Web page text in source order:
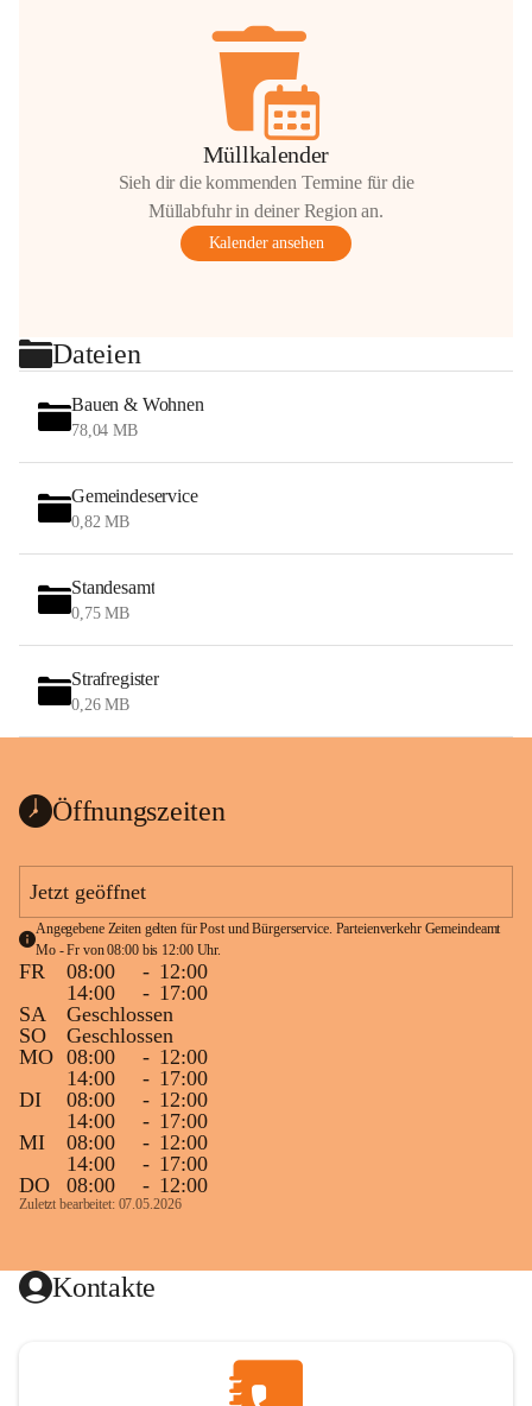
Müllkalender
Sieh dir die kommenden Termine für die
Müllabfuhr in deiner Region an.
Kalender ansehen
Dateien
Bauen & Wohnen
78,04 MB
Gemeindeservice
0,82 MB
Standesamt
0,75 MB
Strafregister
0,26 MB
Öffnungszeiten
Jetzt geöffnet
Angegebene Zeiten gelten für Post und Bürgerservice. Parteienverkehr Gemeindeamt
Mo - Fr von 08:00 bis 12:00 Uhr.
FR 08:00 - 12:00
14:00
- 17:00
SA
Geschlossen
SO
Geschlossen
MO 08:00 - 12:00
14:00
- 17:00
DI
08:00 - 12:00
14:00
- 17:00
MI
08:00 - 12:00
14:00
- 17:00
DO
08:00 - 12:00
Zuletzt bearbeitet: 07.05.2026
Kontakte